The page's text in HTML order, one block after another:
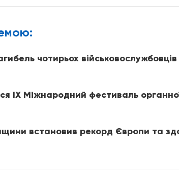
чотирьох
IX Міжнародний фестиваль
встановив рекорд Європи та